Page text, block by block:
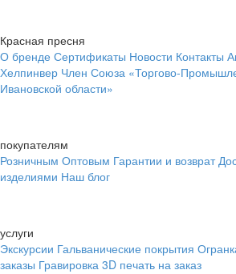
Красная пресня
О бренде Сертификаты Новости Контакты
Хелпинвер Член Союза «Торгово-
Ивановской области»
покупателям
Розничным Оптовым Гарантии и возврат
изделиями Наш блог
услуги
Экскурсии Гальванические покрытия
заказы Гравировка 3D печать на заказ